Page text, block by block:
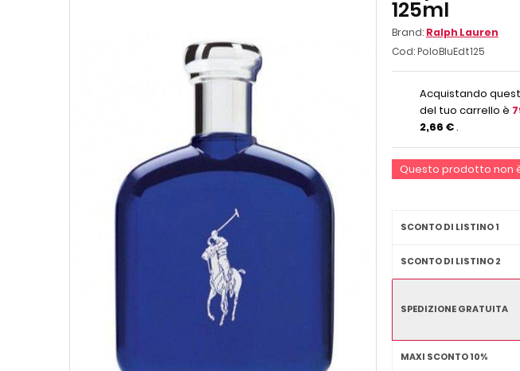
125ml
Brand: Ralph Lauren
Cod:PoloBluEdt125
Acquistando
del tuo carrello è
2,66 €.
Questo prodotto non
SCONTO DI LISTINO 1
SCONTO DI LISTINO 2
SPEDIZIONE GRATUITA
MAXI SCONTO 10%